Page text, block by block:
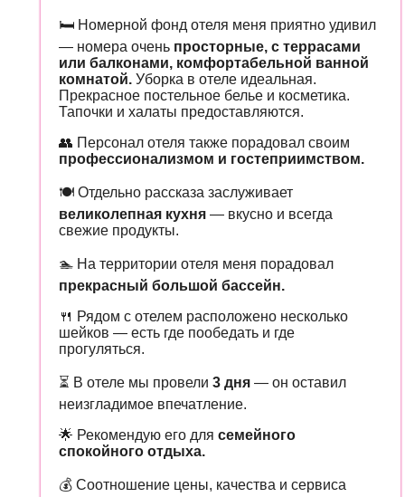
🛏️ Номерной фонд отеля меня приятно удивил
— номера очень просторные, с террасами
или балконами, комфортабельной ванной
комнатой. Уборка в отеле идеальная.
Прекрасное постельное белье и косметика.
Тапочки и халаты предоставляются.
👥 Персонал отеля также порадовал своим
профессионализмом и гостеприимством.
🍽️ Отдельно рассказа заслуживает
великолепная кухня — вкусно и всегда
свежие продукты.
🏊 На территории отеля меня порадовал
прекрасный большой бассейн.
🍴 Рядом с отелем расположено несколько
шейков — есть где пообедать и где
прогуляться.
⏳ В отеле мы провели 3 дня — он оставил
неизгладимое впечатление.
🌟 Рекомендую его для семейного
спокойного отдыха.
💰 Соотношение цены, качества и сервиса